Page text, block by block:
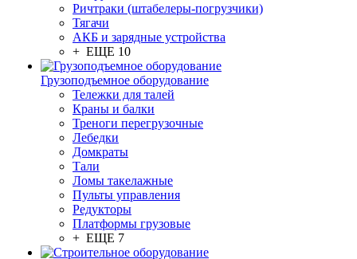
Ричтраки (штабелеры-погрузчики)
Тягачи
АКБ и зарядные устройства
+ ЕЩЕ 10
Грузоподъемное оборудование
Тележки для талей
Краны и балки
Треноги перегрузочные
Лебедки
Домкраты
Тали
Ломы такелажные
Пульты управления
Редукторы
Платформы грузовые
+ ЕЩЕ 7